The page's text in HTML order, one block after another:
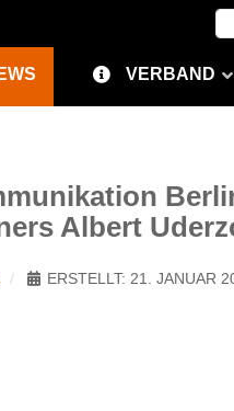
VERBAND
Albert
ERSTELLT: 21. JANUAR